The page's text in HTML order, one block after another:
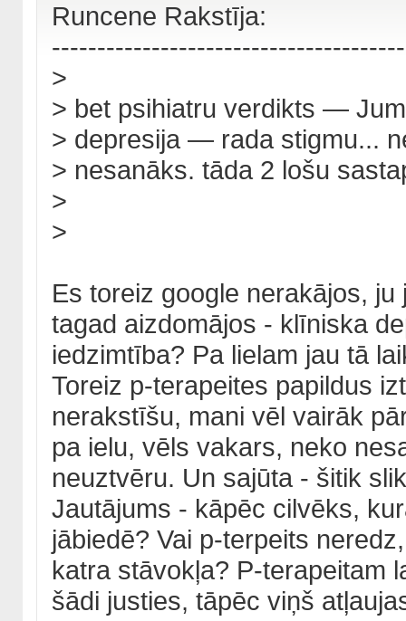
Runcene Rakstīja:
>
> bet psihiatru verdikts —
> depresija — rada stigmu...
> nesanāks. tāda 2 lošu
>
>
Es toreiz google nerakājos,
tagad aizdomājos - klīniska
iedzimtība? Pa lielam jau tā
Toreiz p-terapeites papildus
nerakstīšu, mani vēl vairāk
pa ielu, vēls vakars, neko
neuztvēru. Un sajūta - šitik
Jautājums - kāpēc cilvēks,
jābiedē? Vai p-terpeits
katra stāvokļa? P-terapeitam
šādi justies, tāpēc viņš